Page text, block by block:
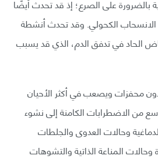
بالضرورة على الصرع؛ إذ قد تحدث أيضًا
الانسحاب الكحولي. وقد تحدث أنشطة
الحاد في تدفق الدم، الذي قد يسبب
محفزات ويصعب في أكثر الأحيان
من الاضطرابات الكامنة إلى نشوء
وحالات العدوى والجلطات
وحالات المناعة الذاتية والتشوهات